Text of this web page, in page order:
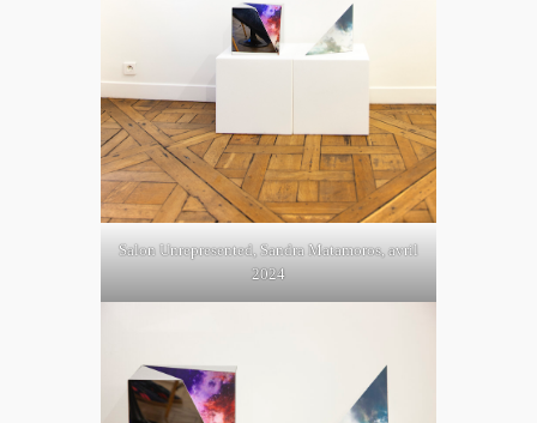
Salon Unrepresented, Sandra Matamoros, avril
2024